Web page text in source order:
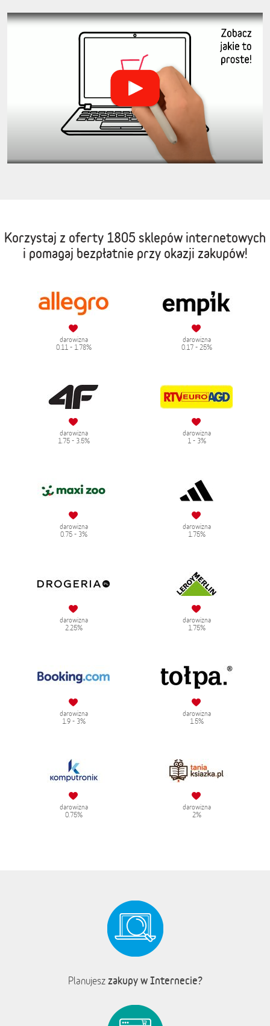
Korzystaj z oferty 1805 sklepów internetowych
i pomagaj bezpłatnie przy okazji zakupów!
darowizna
0.11 - 1.78%
darowizna
0.17 - 25%
darowizna
1.75 - 3.5%
darowizna
1 - 3%
darowizna
0.75 - 3%
darowizna
1.75%
darowizna
2.25%
darowizna
1.75%
darowizna
1.9 - 3%
darowizna
1.5%
darowizna
0.75%
darowizna
2%
Planujesz zakupy w Internecie?